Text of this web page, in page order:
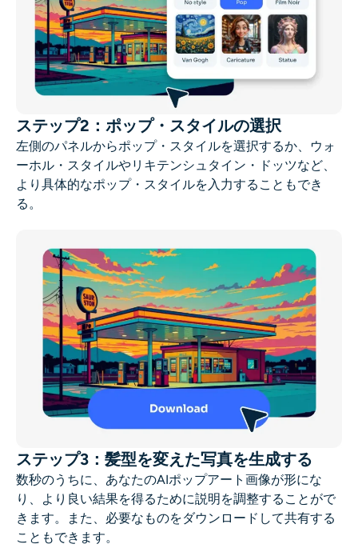
ステップ2：ポップ・スタイルの選択
左側のパネルからポップ・スタイルを選択するか、ウォ
ーホル・スタイルやリキテンシュタイン・ドッツなど、
より具体的なポップ・スタイルを入力することもでき
る。
ステップ3：髪型を変えた写真を生成する
数秒のうちに、あなたのAIポップアート画像が形にな
り、より良い結果を得るために説明を調整することがで
きます。また、必要なものをダウンロードして共有する
こともできます。